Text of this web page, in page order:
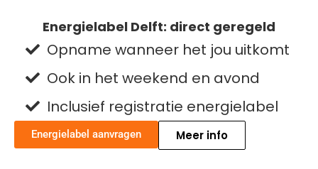
Energielabel Delft: direct geregeld
Opname wanneer het jou uitkomt
Ook in het weekend en avond
Inclusief registratie energielabel
Energielabel aanvragen Meer info